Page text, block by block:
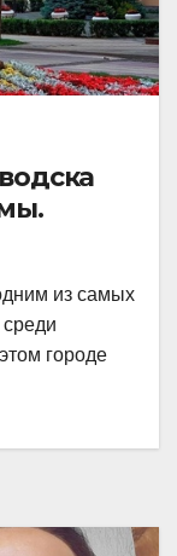
из самых
городе